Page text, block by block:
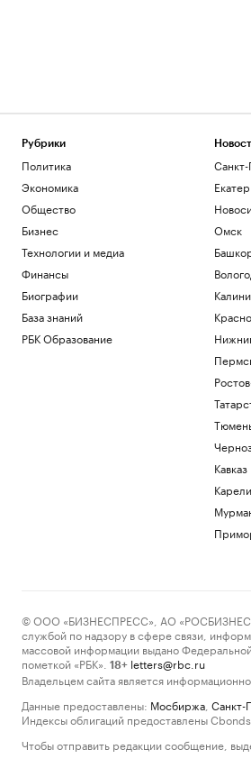
Рубрики
Политика
Экономика
Общество
Бизнес
Технологии и медиа
Финансы
Биографии
База знаний
РБК Образование
Омск
Кавказ
© ООО «БИЗНЕСПРЕСС», АО
службой по надзору в сфере связи,
массовой информации выдано
пометкой «РБК».
18+ letters@rbc.ru
Владельцем сайта является
Данные предоставлены: Мосбиржа Санкт-
Индексы облигаций предоставлены Cbonds.
Чтобы отправить редакции сообщение,